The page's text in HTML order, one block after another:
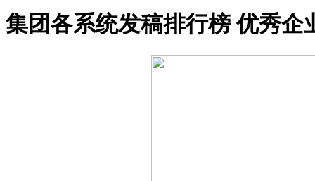
集团各系统发稿排行榜 优秀企